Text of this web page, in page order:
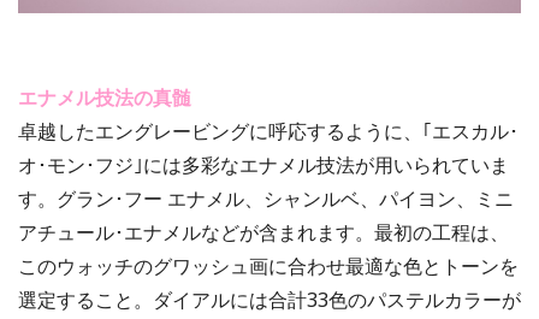
エナメル技法の真髄
卓越したエングレービングに呼応するように、｢エスカル･
オ･モン･フジ｣には多彩なエナメル技法が用いられていま
す。グラン･フー エナメル、シャンルベ、パイヨン、ミニ
アチュール･エナメルなどが含まれます。最初の工程は、
このウォッチのグワッシュ画に合わせ最適な色とトーンを
選定すること。ダイアルには合計33色のパステルカラーが